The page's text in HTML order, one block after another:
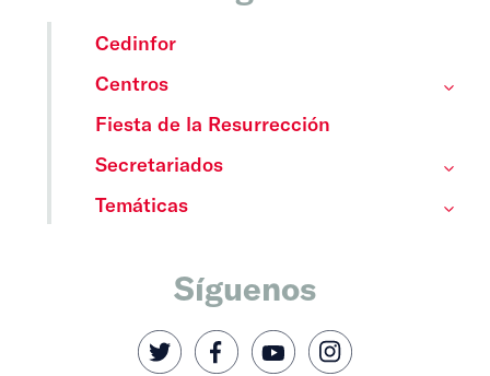
Cedinfor
Centros
Fiesta de la Resurrección
Secretariados
Temáticas
Síguenos